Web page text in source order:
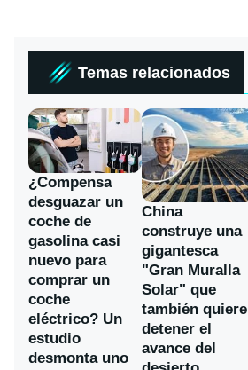
Temas relacionados
¿Compensa
desguazar un
coche de
gasolina casi
nuevo para
comprar un
coche
eléctrico? Un
estudio
desmonta uno
China
construye una
gigantesca
"Gran Muralla
Solar" que
también quiere
detener el
avance del